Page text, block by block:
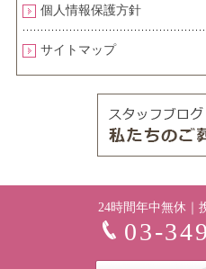
個人情報保護方針
サイトマップ
24時間年中無休｜
03-